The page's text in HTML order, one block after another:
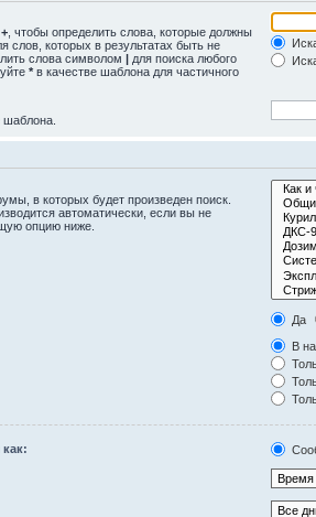
+ , чтобы определить слова, которые должны
слов, которых в результатах быть не
слова символом | для поиска любого
* в качестве шаблона для частичного
шаблона.
в которых будет произведен поиск.
автоматически, если вы не
опцию ниже.
Да
В